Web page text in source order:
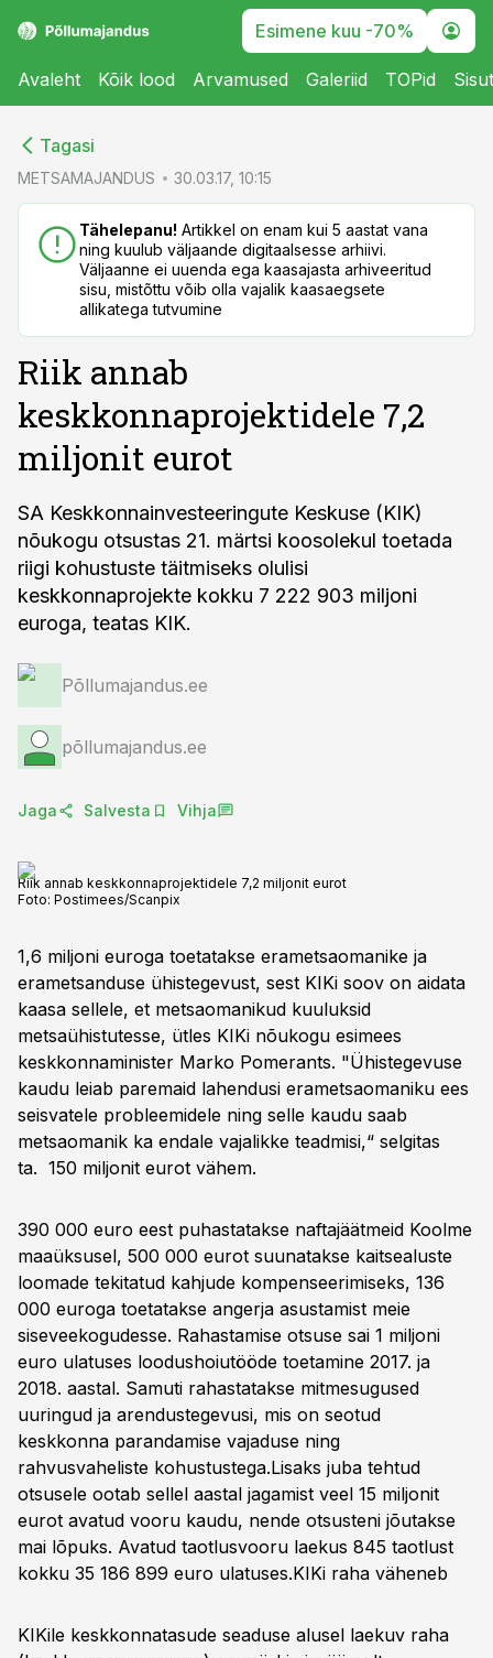
Esimene kuu -70%
Avaleht Kõik lood Arvamused Galeriid TOPid
Tagasi
METSAMAJANDUS 30.03.17, 10:15
Tähelepanu! Artikkel on enam kui 5 aastat vana
ning kuulub väljaande digitaalsesse arhiivi.
Väljaanne ei uuenda ega kaasajasta arhiveeritud
sisu, mistõttu võib olla vajalik kaasaegsete
allikatega tutvumine
Riik annab
keskkonnaprojektidele 7,2
miljonit eurot
SA Keskkonnainvesteeringute Keskuse (KIK)
nõukogu otsustas 21. märtsi koosolekul toetada
riigi kohustuste täitmiseks olulisi
keskkonnaprojekte kokku 7 222 903 miljoni
euroga, teatas KIK.
Põllumajandus.ee
põllumajandus.ee
Jaga Salvesta Vihja
Riik annab keskkonnaprojektidele 7,2 miljonit eurot
Foto: Postimees/Scanpix
1,6 miljoni euroga toetatakse erametsaomanike ja
erametsanduse ühistegevust, sest KIKi soov on aidata
kaasa sellele, et metsaomanikud kuuluksid
metsaühistutesse, ütles KIKi nõukogu esimees
keskkonnaminister Marko Pomerants. "Ühistegevuse
kaudu leiab paremaid lahendusi erametsaomaniku ees
seisvatele probleemidele ning selle kaudu saab
metsaomanik ka endale vajalikke teadmisi,“ selgitas
ta. 150 miljonit eurot vähem.
390 000 euro eest puhastatakse naftajäätmeid Koolme
maaüksusel, 500 000 eurot suunatakse kaitsealuste
loomade tekitatud kahjude kompenseerimiseks, 136
000 euroga toetatakse angerja asustamist meie
siseveekogudesse. Rahastamise otsuse sai 1 miljoni
euro ulatuses loodushoiutööde toetamine 2017. ja
2018. aastal. Samuti rahastatakse mitmesugused
uuringud ja arendustegevusi, mis on seotud
keskkonna parandamise vajaduse ning
rahvusvaheliste kohustustega.Lisaks juba tehtud
otsusele ootab sellel aastal jagamist veel 15 miljonit
eurot avatud vooru kaudu, nende otsusteni jõutakse
mai lõpuks. Avatud taotlusvooru laekus 845 taotlust
kokku 35 186 899 euro ulatuses.KIKi raha väheneb
KIKile keskkonnatasude seaduse alusel laekuv raha